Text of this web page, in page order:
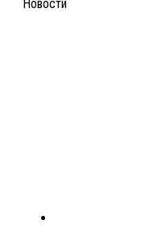
Новости